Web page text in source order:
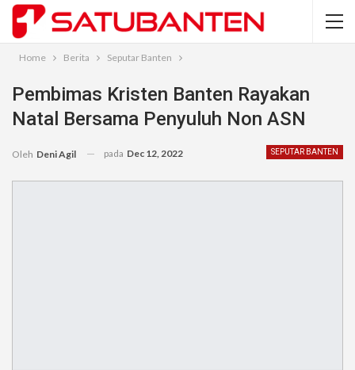
Home Berita Seputar Banten
Pembimas Kristen Banten Rayakan
Natal Bersama Penyuluh Non ASN
SEPUTAR BANTEN
Oleh Deni Agil pada Dec 12, 2022